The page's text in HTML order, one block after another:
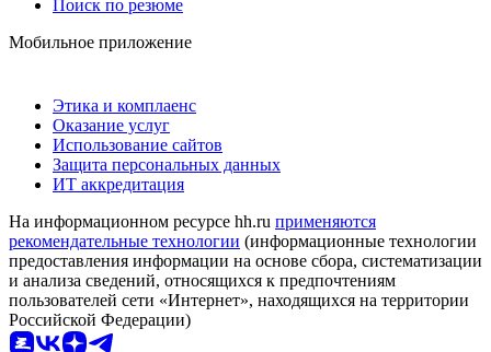
Поиск по резюме
Мобильное приложение
Этика и комплаенс
Оказание услуг
Использование сайтов
Защита персональных данных
ИТ аккредитация
На информационном ресурсе hh.ru применяются
рекомендательные технологии (информационные технологии
предоставления информации на основе сбора, систематизации
и анализа сведений, относящихся к предпочтениям
пользователей сети «Интернет», находящихся на территории
Российской Федерации)